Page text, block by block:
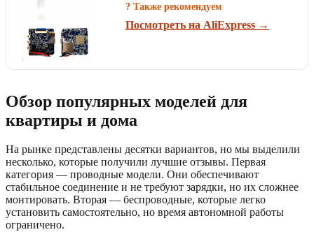
? Также рекомендуем
Посмотреть на AliExpress →
Обзор популярных моделей для
квартиры и дома
На рынке представлены десятки вариантов, но мы выделили
несколько, которые получили лучшие отзывы. Первая
категория — проводные модели. Они обеспечивают
стабильное соединение и не требуют зарядки, но их сложнее
монтировать. Вторая — беспроводные, которые легко
установить самостоятельно, но время автономной работы
ограничено.